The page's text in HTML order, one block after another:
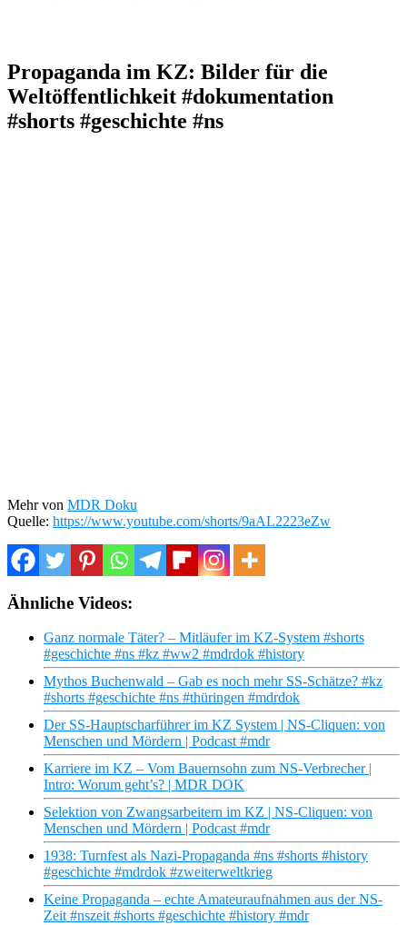
Propaganda im KZ: Bilder für die
Weltöffentlichkeit #dokumentation
#shorts #geschichte #ns
Mehr von MDR Doku
Quelle: https://www.youtube.com/shorts/9aAL2223eZw
Ähnliche Videos:
Ganz normale Täter? – Mitläufer im KZ-System #shorts
#geschichte #ns #kz #ww2 #mdrdok #history
Mythos Buchenwald – Gab es noch mehr SS-Schätze? #kz
#shorts #geschichte #ns #thüringen #mdrdok
Der SS-Hauptscharführer im KZ System | NS-Cliquen: von
Menschen und Mördern | Podcast #mdr
Karriere im KZ – Vom Bauernsohn zum NS-Verbrecher |
Intro: Worum geht’s? | MDR DOK
Selektion von Zwangsarbeitern im KZ | NS-Cliquen: von
Menschen und Mördern | Podcast #mdr
1938: Turnfest als Nazi-Propaganda #ns #shorts #history
#geschichte #mdrdok #zweiterweltkrieg
Keine Propaganda – echte Amateuraufnahmen aus der NS-
Zeit #nszeit #shorts #geschichte #history #mdr